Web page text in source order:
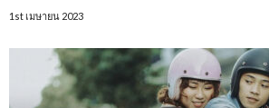
1st เมษายน 2023